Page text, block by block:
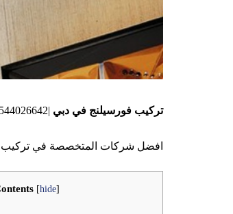
تركيب فورسيلنج في دبي |0544026642| فورسيلنج جبس بورد
افضل شركات المتخصصة في تركيب
[hide]